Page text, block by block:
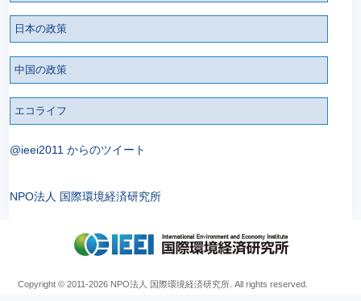
日本の政策
中国の政策
エコライフ
@ieei2011 からのツイート
NPO法人 国際環境経済研究所
Copyright © 2011-2026 NPO法人 国際環境経済研究所. All rights reserved.